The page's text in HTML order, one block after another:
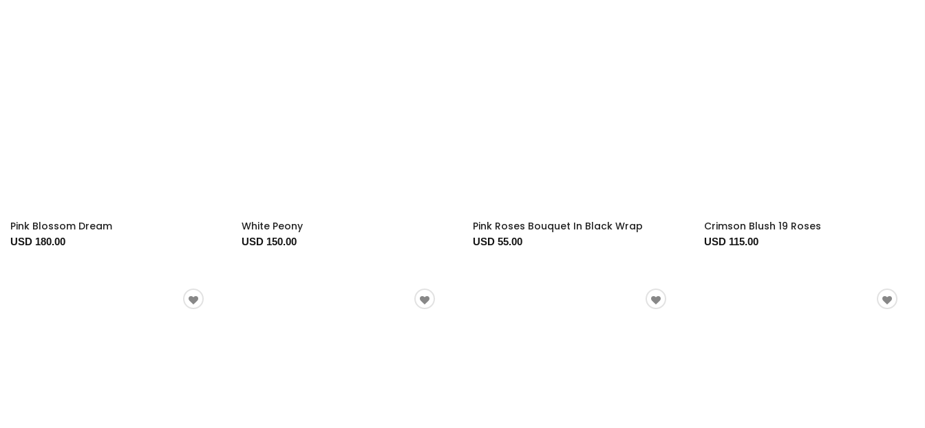
Pink Blossom Dream
USD 180.00
White Peony
USD 150.00
Pink Roses Bouquet In Black Wrap
USD 55.00
Crimson Blush 19 Roses
USD 115.00